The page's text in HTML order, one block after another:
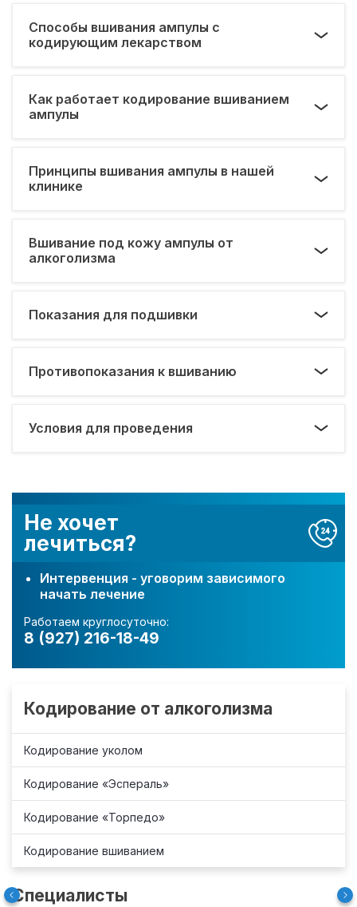
Не хочет
лечиться?
Интервенция - уговорим зависимого
начать лечение
Работаем круглосуточно:
8 (927) 216-18-49
Кодирование от алкоголизма
Кодирование уколом
Кодирование «Эспераль»
Кодирование «Торпедо»
Кодирование вшиванием
Специалисты
Способы вшивания ампулы с
кодирующим лекарством
Как работает кодирование вшиванием
ампулы
Принципы вшивания ампулы в нашей
клинике
Вшивание под кожу ампулы от
алкоголизма
Показания для подшивки
Противопоказания к вшиванию
Условия для проведения